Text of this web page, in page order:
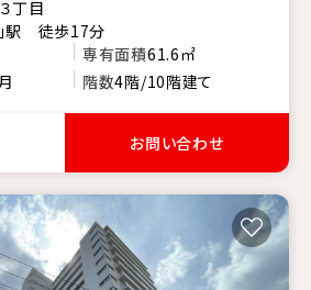
丁目
駅 徒歩17分
専有面積61.6㎡
階数4階/10階建て
お問い合わせ